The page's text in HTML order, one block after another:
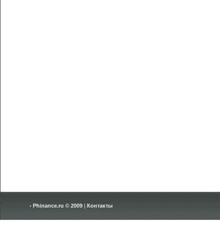
Phinance.ru © 2009 | Контакты